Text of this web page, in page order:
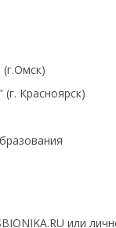
Красноярск)
или